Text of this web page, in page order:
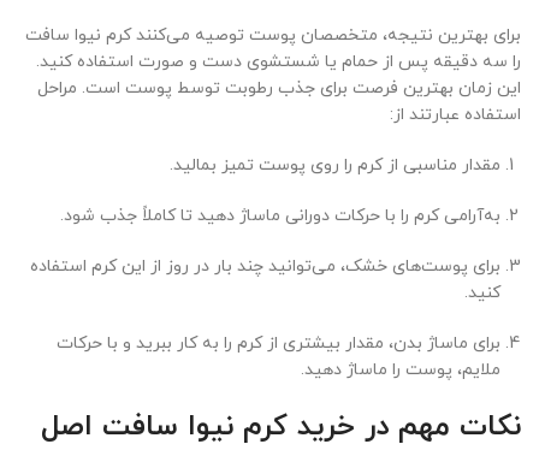
برای بهترین نتیجه، متخصصان پوست توصیه می‌کنند کرم نیوا سافت
را سه دقیقه پس از حمام یا شستشوی دست و صورت استفاده کنید.
این زمان بهترین فرصت برای جذب رطوبت توسط پوست است. مراحل
استفاده عبارتند از:
مقدار مناسبی از کرم را روی پوست تمیز بمالید.
به‌آرامی کرم را با حرکات دورانی ماساژ دهید تا کاملاً جذب شود.
برای پوست‌های خشک، می‌توانید چند بار در روز از این کرم استفاده
کنید.
برای ماساژ بدن، مقدار بیشتری از کرم را به کار ببرید و با حرکات
ملایم، پوست را ماساژ دهید.
نکات مهم در خرید کرم نیوا سافت اصل